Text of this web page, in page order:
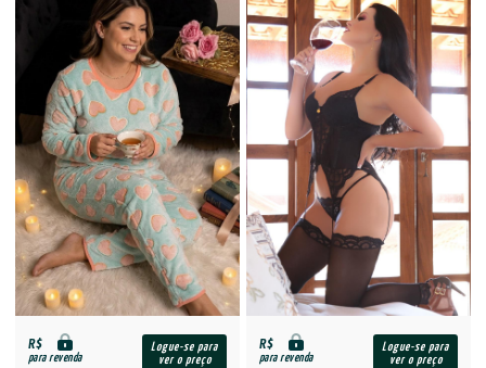
R$
para revenda
Logue-se para
ver o preço
R$
para revenda
Logue-se para
ver o preço